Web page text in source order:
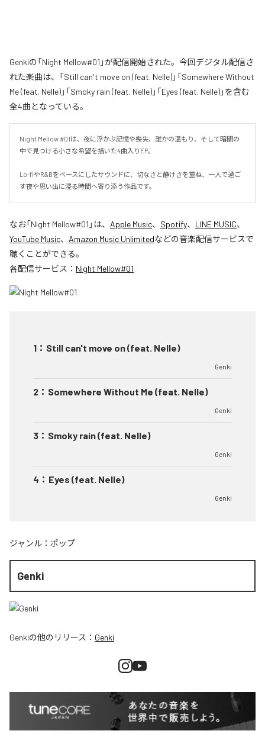
Genkiの「Night Mellow#01」が配信開始された。今回デジタル配信さ
れた楽曲は、「Still can't move on (feat. Nelle)」「Somewhere Without
Me (feat. Nelle)」「Smoky rain (feat. Nelle)」「Eyes (feat. Nelle)」を含む
全4曲となっている。
Night Mellow #01は、夜に浮かぶ記憶や喪失、誰かの温もり、そして暗闇の
中で見つける小さな希望を描いた4曲入りEP。
Lo-fiやR&Bをベースにしたサウンドに、切なさと静けさを重ね、一人で過ご
す夜や思い出に浸る時間へ寄り添う作品です。
なお「Night Mellow#01 」は、 Apple Music、 Spotify、 LINE MUSIC、
YouTube Music、 Amazon Music Unlimitedなどの音楽配信サービスで
聴くことができる。
各配信サービス： Night Mellow#01
1 ： Still can't move on (feat. Nelle)
Genki
2 ： Somewhere Without Me (feat. Nelle)
Genki
3 ： Smoky rain (feat. Nelle)
Genki
4 ： Eyes (feat. Nelle)
Genki
ジャンル： ポップ
Genki
Genkiの他のリリース： Genki